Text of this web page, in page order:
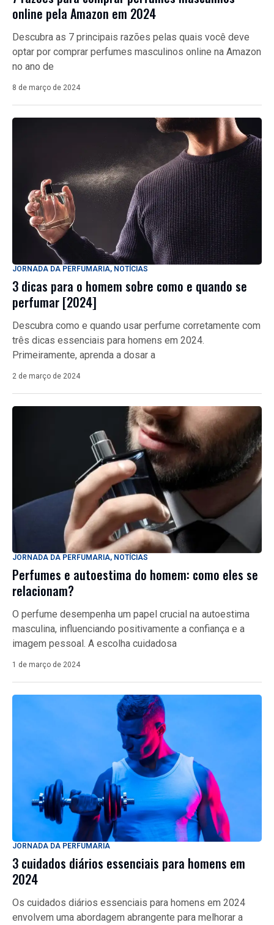
online pela Amazon em 2024
Descubra as 7 principais razões pelas quais você deve
optar por comprar perfumes masculinos online na Amazon
no ano de
8 de março de 2024
JORNADA DA PERFUMARIA, NOTÍCIAS
3 dicas para o homem sobre como e quando se
perfumar [2024]
Descubra como e quando usar perfume corretamente com
três dicas essenciais para homens em 2024.
Primeiramente, aprenda a dosar a
2 de março de 2024
JORNADA DA PERFUMARIA, NOTÍCIAS
Perfumes e autoestima do homem: como eles se
relacionam?
O perfume desempenha um papel crucial na autoestima
masculina, influenciando positivamente a confiança e a
imagem pessoal. A escolha cuidadosa
1 de março de 2024
JORNADA DA PERFUMARIA
3 cuidados diários essenciais para homens em
2024
Os cuidados diários essenciais para homens em 2024
envolvem uma abordagem abrangente para melhorar a